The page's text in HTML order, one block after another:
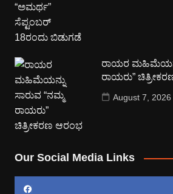
ರಾಯರ
ರಾಯರು”
August 7, 2026
Our Social Media Links